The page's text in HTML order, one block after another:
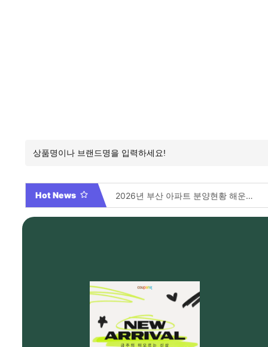
Hot News 2026년 부산 아파트 분양현황 해운대부터 에코델타까지, 전 현장 총정리 가이드